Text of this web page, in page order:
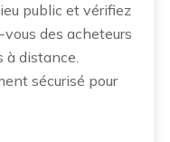
public et vérifiez
des acheteurs
à distance.
sécurisé pour